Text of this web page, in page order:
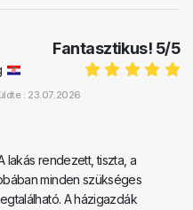
Fantasztikus! 5/5
: 23.07.2026
lakás rendezett, tiszta, a
minden szükséges
A házigazdák